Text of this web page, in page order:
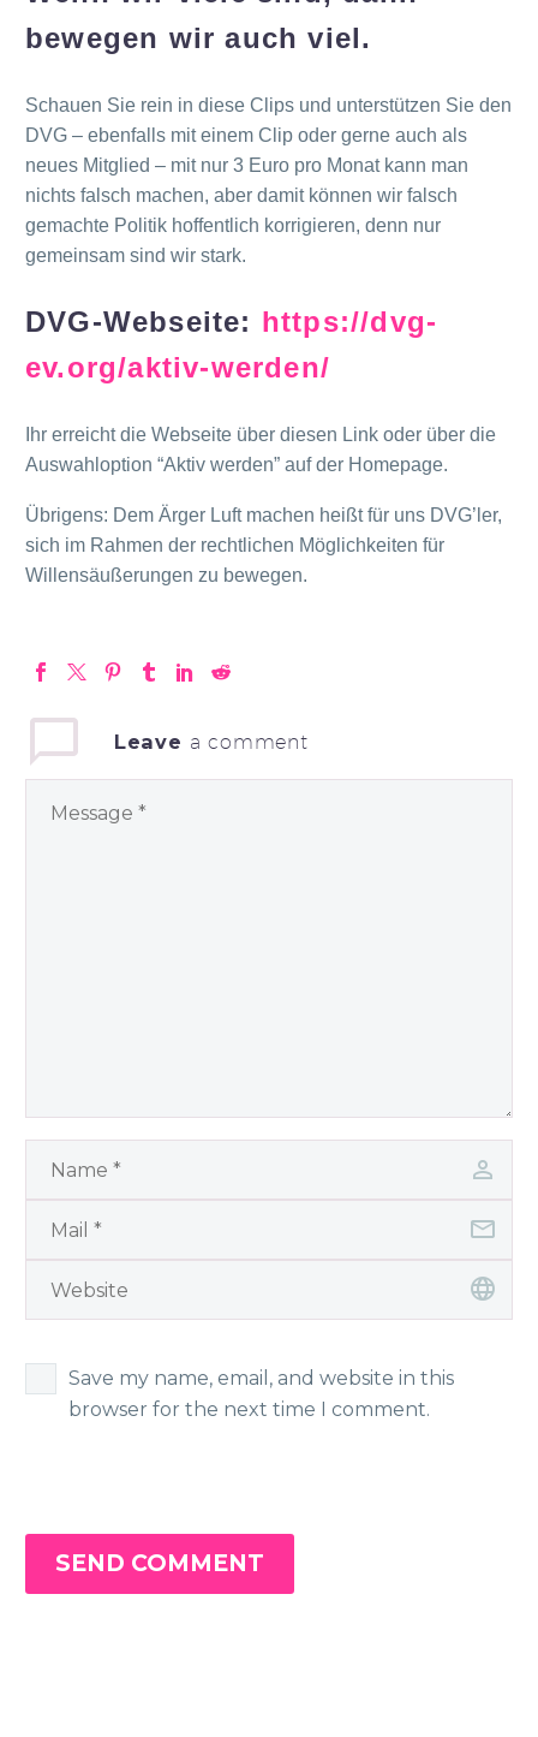
bewegen wir auch viel.
Schauen Sie rein in diese Clips und unterstützen Sie den
DVG – ebenfalls mit einem Clip oder gerne auch als
neues Mitglied – mit nur 3 Euro pro Monat kann man
nichts falsch machen, aber damit können wir falsch
gemachte Politik hoffentlich korrigieren, denn nur
gemeinsam sind wir stark.
DVG-Webseite: https://dvg-
ev.org/aktiv-werden/
Ihr erreicht die Webseite über diesen Link oder über die
Auswahloption “Aktiv werden” auf der Homepage.
Übrigens: Dem Ärger Luft machen heißt für uns DVG’ler,
sich im Rahmen der rechtlichen Möglichkeiten für
Willensäußerungen zu bewegen.
Leave a comment
Save my name, email, and website in this
browser for the next time I comment.
SEND COMMENT